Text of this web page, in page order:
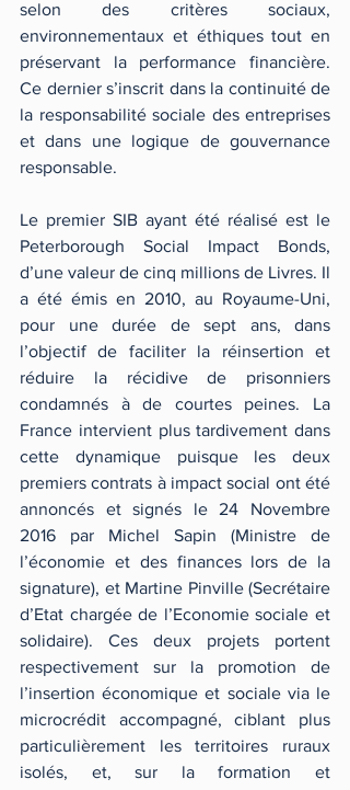
selon des critères sociaux,
environnementaux et éthiques tout en
préservant la performance financière.
Ce dernier s’inscrit dans la continuité de
la responsabilité sociale des entreprises
et dans une logique de gouvernance
responsable.
Le premier SIB ayant été réalisé est le
Peterborough Social Impact Bonds,
d’une valeur de cinq millions de Livres. Il
a été émis en 2010, au Royaume-Uni,
pour une durée de sept ans, dans
l’objectif de faciliter la réinsertion et
réduire la récidive de prisonniers
condamnés à de courtes peines. La
France intervient plus tardivement dans
cette dynamique puisque les deux
premiers contrats à impact social ont été
annoncés et signés le 24 Novembre
2016 par Michel Sapin (Ministre de
l’économie et des finances lors de la
signature), et Martine Pinville (Secrétaire
d’Etat chargée de l’Economie sociale et
solidaire). Ces deux projets portent
respectivement sur la promotion de
l’insertion économique et sociale via le
microcrédit accompagné, ciblant plus
particulièrement les territoires ruraux
isolés, et, sur la formation et